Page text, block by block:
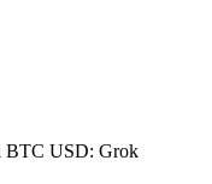
BTC USD: Grok